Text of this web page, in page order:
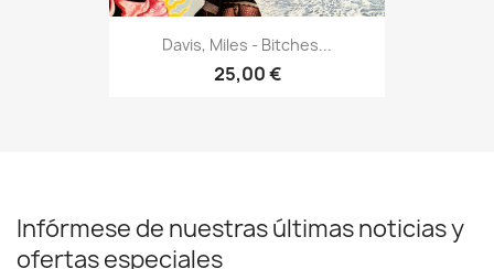
Davis, Miles - Bitches...
25,00 €
Infórmese de nuestras últimas noticias y
ofertas especiales